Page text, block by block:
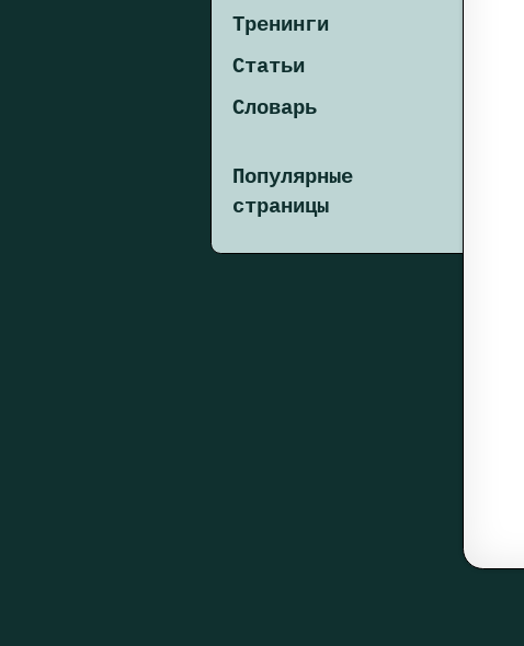
Тренинги
Статьи
Словарь
Популярные
страницы